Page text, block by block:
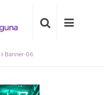
Banner-06